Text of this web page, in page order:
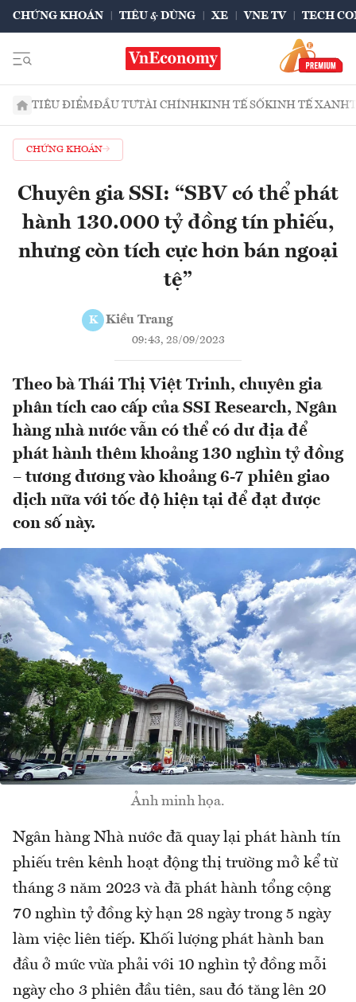
CHỨNG KHOÁN TIÊU & DÙNG XE VNE TV TECH
TIÊU ĐIỂMĐẦU TƯTÀI CHÍNHKINH TẾ SỐKINH TẾ XANH
CHỨNG KHOÁN
Chuyên gia SSI: “SBV có thể phát
hành 130.000 tỷ đồng tín phiếu,
nhưng còn tích cực hơn bán ngoại
tệ”
K Kiều Trang
09:43, 28/09/2023
Theo bà Thái Thị Việt Trinh, chuyên gia
phân tích cao cấp của SSI Research, Ngân
hàng nhà nước vẫn có thể có dư địa để
phát hành thêm khoảng 130 nghìn tỷ đồng
– tương đương vào khoảng 6-7 phiên giao
dịch nữa với tốc độ hiện tại để đạt được
con số này.
Ảnh minh họa.
Ngân hàng Nhà nước đã quay lại phát hành tín
phiếu trên kênh hoạt động thị trường mở kể từ
tháng 3 năm 2023 và đã phát hành tổng cộng
70 nghìn tỷ đồng kỳ hạn 28 ngày trong 5 ngày
làm việc liên tiếp. Khối lượng phát hành ban
đầu ở mức vừa phải với 10 nghìn tỷ đồng mỗi
ngày cho 3 phiên đầu tiên, sau đó tăng lên 20